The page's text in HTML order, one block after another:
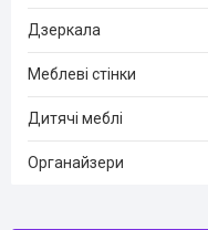
Дзеркала
Меблеві стінки
Дитячі меблі
Органайзери